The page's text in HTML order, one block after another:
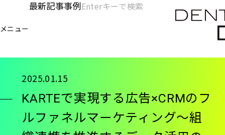
ン
ン
ツ
メニュー
[KC]
-
メ
最新記事事例
検
索
KARTEで実現する広告×CRMのフ
ルファネルマーケティング～組
2025.01.15